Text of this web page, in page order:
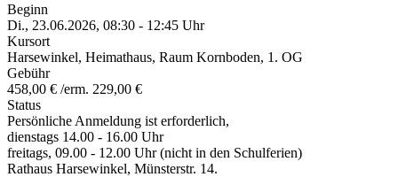
Beginn
Di., 23.06.2026, 08:30 - 12:45 Uhr
Kursort
Harsewinkel, Heimathaus, Raum Kornboden, 1. OG
Gebühr
458,00 € /erm. 229,00 €
Status
Persönliche Anmeldung ist erforderlich,
dienstags 14.00 - 16.00 Uhr
freitags, 09.00 - 12.00 Uhr (nicht in den Schulferien)
Rathaus Harsewinkel, Münsterstr. 14.